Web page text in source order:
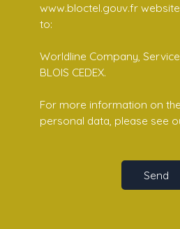
www.bloctel.gouv.fr
to:
Worldline Company, Service
BLOIS CEDEX.
For more information on
personal data, please see
Send